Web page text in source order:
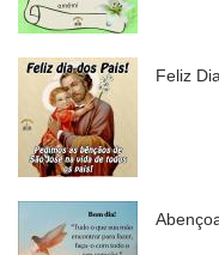
Feliz